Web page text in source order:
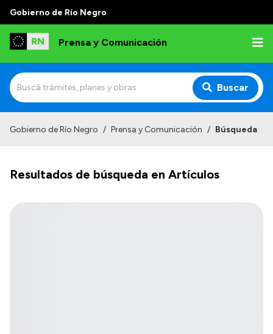
Gobierno de Río Negro
Prensa y Comunicación
Buscar
Autoridades
Referentes de prensa
Gobierno de Río Negro / Prensa y Comunicación / Búsqueda
Resultados de búsqueda en Artículos